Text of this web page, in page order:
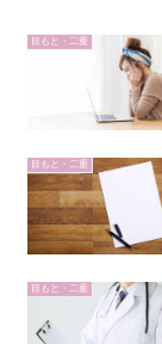
目もと・二重
目もと・二重
目もと・二重